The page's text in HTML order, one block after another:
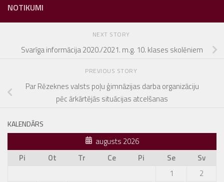
NOTIKUMI
NEXT STORY
Svarīga informācija 2020./2021. m.g. 10. klases skolēniem
PREVIOUS STORY
Par Rēzeknes valsts poļu ģimnāzijas darba organizāciju
pēc ārkārtējās situācijas atcelšanas
KALENDĀRS
augusts 2026
Pi
Ot Tr Ce Pi Se
Sv
1
2